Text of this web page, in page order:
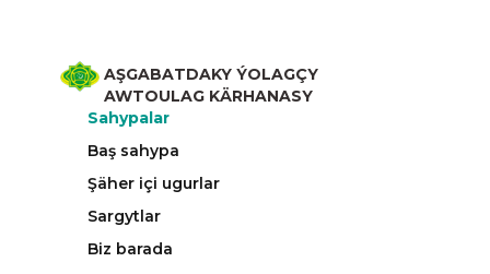
AŞGABATDAKY ÝOLAGÇY
AWTOULAG KÄRHANASY
Sahypalar
Baş sahypa
Şäher içi ugurlar
Sargytlar
Biz barada